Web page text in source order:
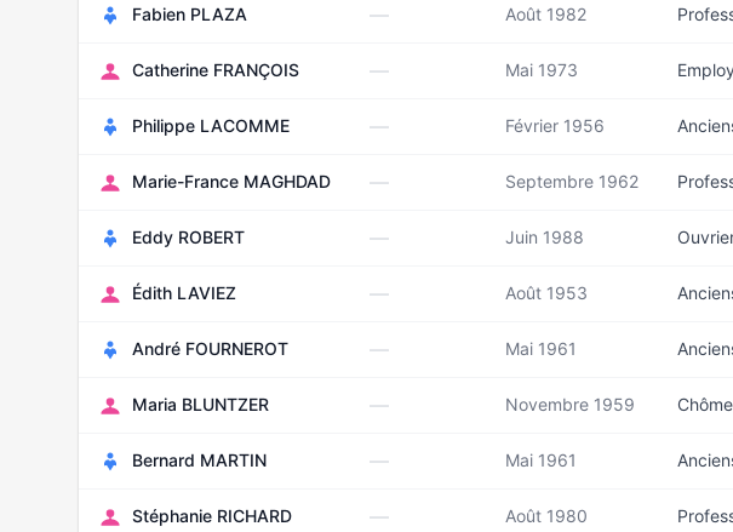
Fabien PLAZA — Août 1982
Catherine FRANÇOIS — Mai 1973
Philippe LACOMME — Février 1956
Marie-France MAGHDAD — Septembre 1962
Eddy ROBERT — Juin 1988
Édith LAVIEZ — Août 1953
André FOURNEROT — Mai 1961
Maria BLUNTZER — Novembre 1959
Bernard MARTIN — Mai 1961
Stéphanie RICHARD — Août 1980